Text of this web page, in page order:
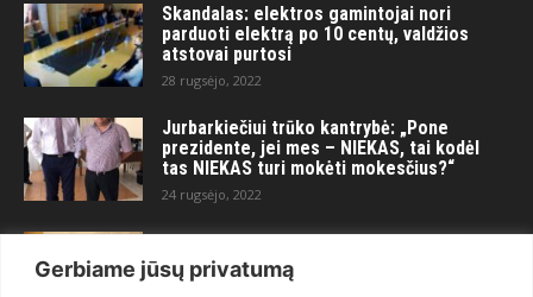
Gerbiame jūsų privatumą
Skandalas: elektros gamintojai nori
parduoti elektrą po 10 centų, valdžios
atstovai purtosi
28 rugsėjo, 2022
Jurbarkiečiui trūko kantrybė: „Pone
prezidente, jei mes – NIEKAS, tai kodėl
tas NIEKAS turi mokėti mokesčius?“
24 rugsėjo, 2022
Maitvanagių puota rengiama artėjančio
didelio karo ir visuotinės krizės
akivaizdoje